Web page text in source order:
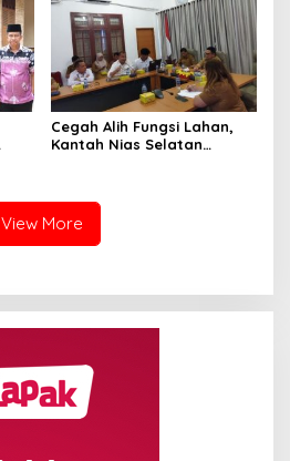
Cegah Alih Fungsi Lahan,
Kantah Nias Selatan
View More